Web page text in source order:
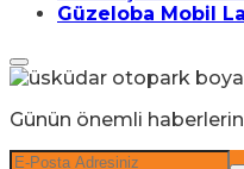
Güzeloba Mobil
Günün önemli